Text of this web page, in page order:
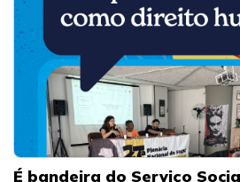
É bandeira do Serviço